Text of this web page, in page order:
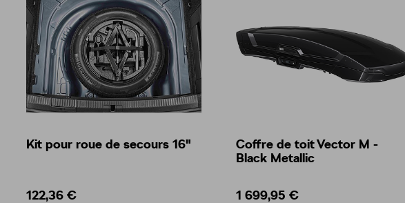
Kit pour roue de secours 16"
122,36 €
Coffre de toit Vector M -
Black Metallic
1 699,95 €